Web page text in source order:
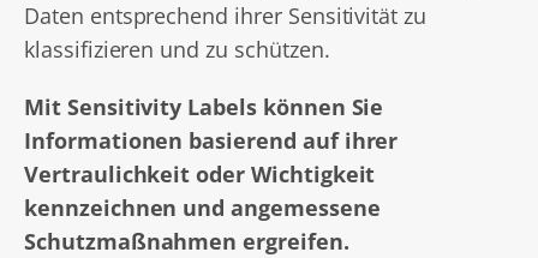
Daten entsprechend ihrer Sensitivität zu
klassifizieren und zu schützen.
Mit Sensitivity Labels können Sie
Informationen basierend auf ihrer
Vertraulichkeit oder Wichtigkeit
kennzeichnen und angemessene
Schutzmaßnahmen ergreifen.